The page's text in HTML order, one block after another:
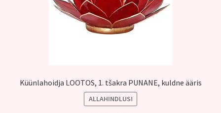
Küünlahoidja LOOTOS, 1. tšakra PUNANE, kuldne ääris
ALLAHINDLUS!